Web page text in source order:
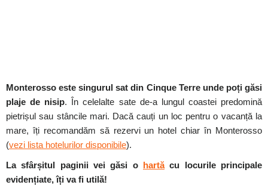
Monterosso este singurul sat din Cinque Terre unde poți găsi
plaje de nisip. În celelalte sate de-a lungul coastei predomină
pietrișul sau stâncile mari. Dacă cauți un loc pentru o vacanță la
mare, îți recomandăm să rezervi un hotel chiar în Monterosso
(vezi lista hotelurilor disponibile).
La sfârșitul paginii vei găsi o hartăcu locurile principale
evidențiate, îți va fi utilă!